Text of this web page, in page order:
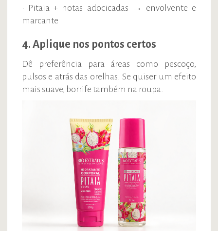
• Pitaia + notas adocicadas → envolvente e
marcante
4. Aplique nos pontos certos
Dê preferência para áreas como pescoço,
pulsos e atrás das orelhas. Se quiser um efeito
mais suave, borrife também na roupa.